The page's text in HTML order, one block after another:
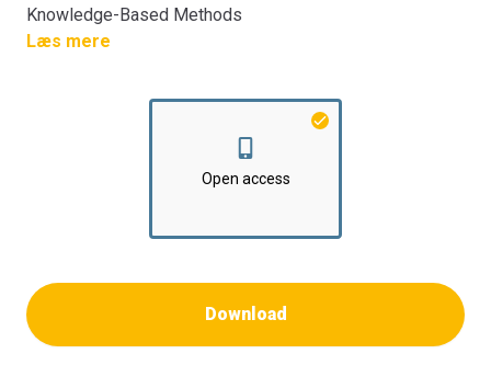
Knowledge-Based Methods
Fakultet:Det Teknisk-Naturvidenskabelige Fakultet
Læs mere
Open access
Download